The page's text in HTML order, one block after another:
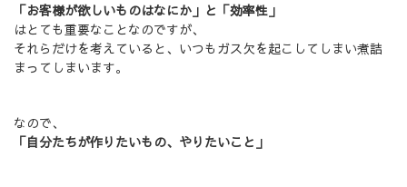
「お客様が欲しいものはなにか」と「効率性」
はとても重要なことなのですが、
それらだけを考えていると、いつもガス欠を起こしてしまい煮詰
まってしまいます。
なので、
「自分たちが作りたいもの、やりたいこと」